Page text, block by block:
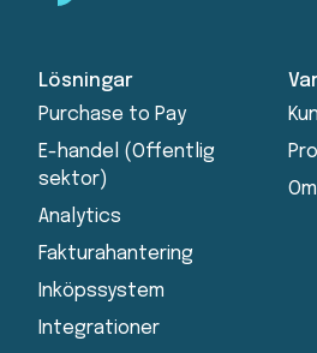
Lösningar
Purchase to Pay
E-handel (Offentlig
sektor)
Analytics
Fakturahantering
Inköpssystem
Integrationer